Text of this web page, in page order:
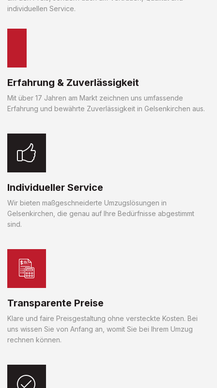
individuellen Service.
Erfahrung & Zuverlässigkeit
Mit über 17 Jahren am Markt zeichnen uns umfassende
Erfahrung und bewährte Zuverlässigkeit in Gelsenkirchen aus.
Individueller Service
Wir bieten maßgeschneiderte Umzugslösungen in
Gelsenkirchen, die genau auf Ihre Bedürfnisse abgestimmt
sind.
Transparente Preise
Klare und faire Preisgestaltung ohne versteckte Kosten. Bei
uns wissen Sie von Anfang an, womit Sie bei Ihrem Umzug
rechnen können.